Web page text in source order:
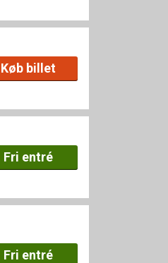
Køb billet
Fri entré
Fri entré